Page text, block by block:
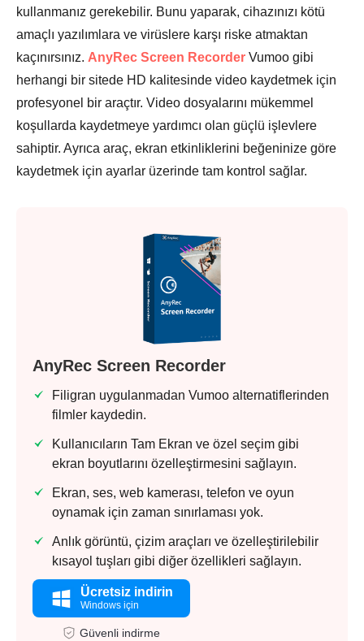
kullanmanız gerekebilir. Bunu yaparak, cihazınızı kötü
amaçlı yazılımlara ve virüslere karşı riske atmaktan
kaçınırsınız. AnyRec Screen Recorder Vumoo gibi
herhangi bir sitede HD kalitesinde video kaydetmek için
profesyonel bir araçtır. Video dosyalarını mükemmel
koşullarda kaydetmeye yardımcı olan güçlü işlevlere
sahiptir. Ayrıca araç, ekran etkinliklerini beğeninize göre
kaydetmek için ayarlar üzerinde tam kontrol sağlar.
AnyRec Screen Recorder
Filigran uygulanmadan Vumoo alternatiflerinden
filmler kaydedin.
Kullanıcıların Tam Ekran ve özel seçim gibi
ekran boyutlarını özelleştirmesini sağlayın.
Ekran, ses, web kamerası, telefon ve oyun
oynamak için zaman sınırlaması yok.
Anlık görüntü, çizim araçları ve özelleştirilebilir
kısayol tuşları gibi diğer özellikleri sağlayın.
Ücretsiz indirin
Windows için
Güvenli indirme